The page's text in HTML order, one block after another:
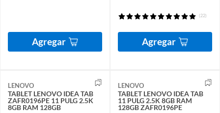
Agregar
(22)
Agregar
LENOVO
TABLET LENOVO IDEA TAB
ZAFR0196PE 11 PULG 2.5K
8GB RAM 128GB
LENOVO
TABLET LENOVO IDEA TAB
11 PULG 2.5K 8GB RAM
128GB ZAFR0196PE